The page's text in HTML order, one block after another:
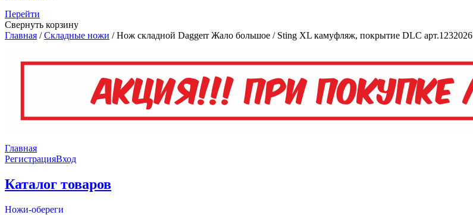
Перейти
Свернуть корзину
Главная /Складные ножи /Нож складной Daggerr Жало большое / Sting XL камуфляж, покрытие DLC арт.1232026
Главная
РегистрацияВход
Каталог товаров
Ножи-обереги